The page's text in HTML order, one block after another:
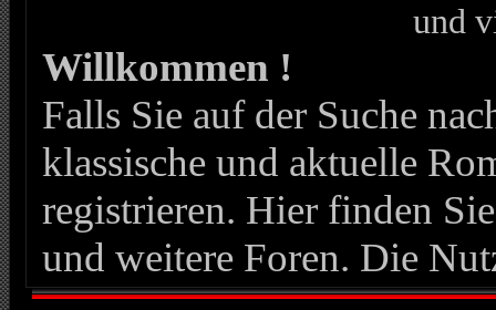
und
Willkommen !
Falls Sie auf der Suche
klassische und aktuelle
registrieren. Hier finden
und weitere Foren. Die